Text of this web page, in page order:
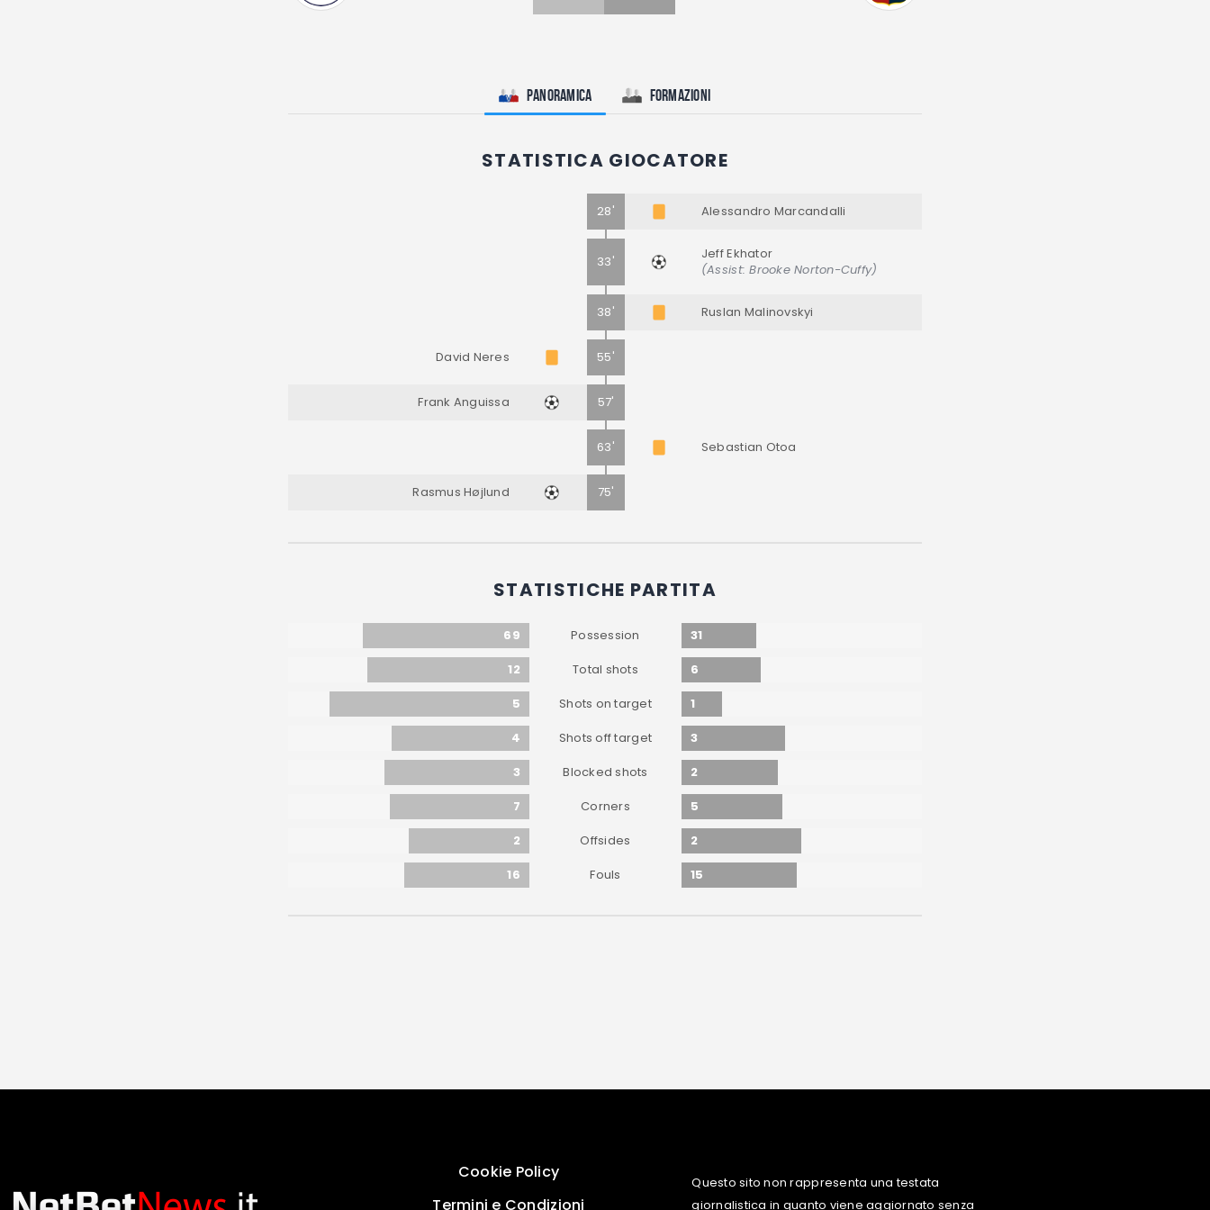
Panoramica Formazioni
STATISTICA GIOCATORE
28' Alessandro Marcandalli
33'
Jeff Ekhator
(Assist: Brooke Norton-Cuffy)
38' Ruslan Malinovskyi
David Neres 55'
Frank Anguissa 57'
63' Sebastian Otoa
Rasmus Højlund 75'
STATISTICHE PARTITA
69 Possession
31
12
Total shots
6
5
Shots on target
1
4
Shots off target
3
3
Blocked shots
2
7
Corners
5
2
Offsides
2
16
Fouls 15
Cookie Policy
Termini e Condizioni
Questo sito non rappresenta una testata
giornalistica in quanto viene aggiornato senza